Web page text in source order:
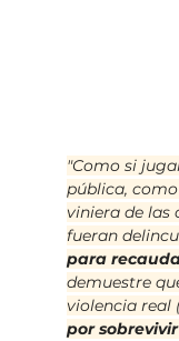
"Como si
pública,
viniera de las
fueran
para
demuestre
violencia real
por